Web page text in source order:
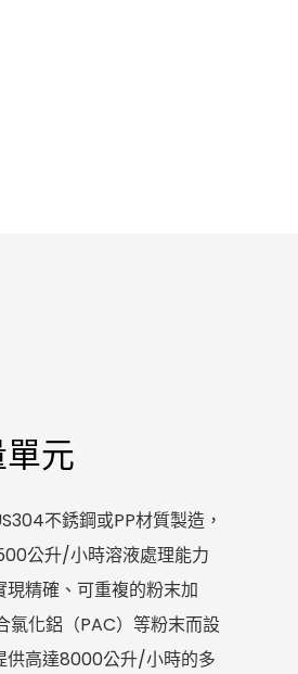
單元
不銹鋼或PP材質製造，
公升/小時溶液處理能力
精確、可重複的粉末加
氯化鋁（PAC）等粉末而設
供高達8000公升/小時的多